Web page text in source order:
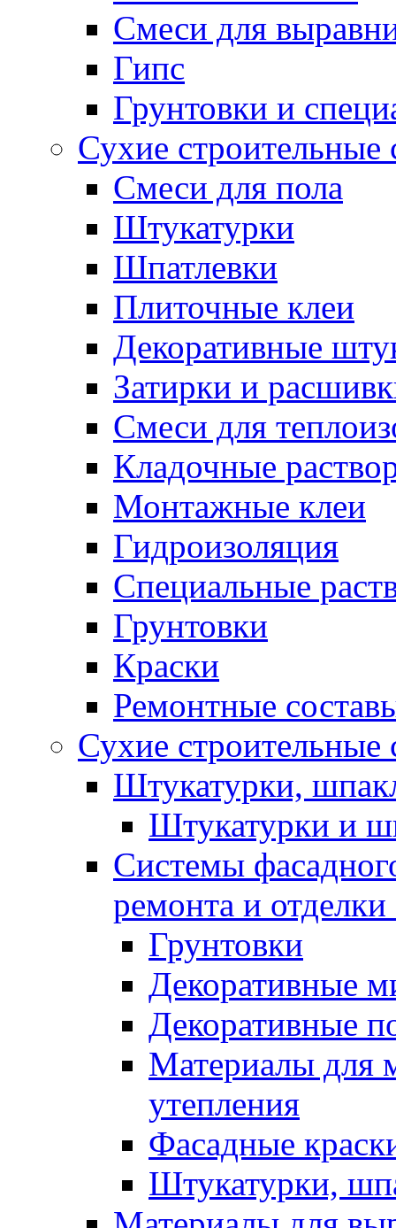
Смеси для
Гипс
Грунтовки и
Сухие
Смеси для пола
Штукатурки
Шпатлевки
Плиточные клеи
Декоративные
Затирки и
Смеси для
Кладочные
Монтажные клеи
Гидроизоляция
Специальные
Грунтовки
Краски
Ремонтные
Сухие
Штукатурки,
Штукатурки и
Системы
ремонта и отделки
Грунтовки
Декоративные
Декоративные
Материалы для
утепления
Фасадные
Штукатурки,